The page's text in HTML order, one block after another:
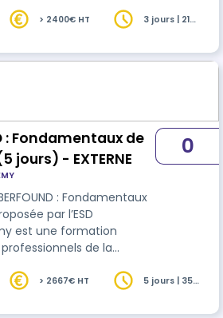
> 2400€ HT
3 jours | 21
: Fondamentaux de
jours) - EXTERNE
: Fondamentaux
par l’ESD
est une formation
de la
personne souhaitant
couvre un large
0
> 2667€ HT
5 jours | 35